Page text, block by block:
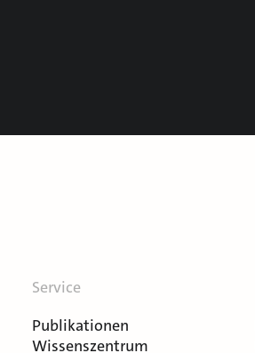
Service
Publikationen
Wissenszentrum